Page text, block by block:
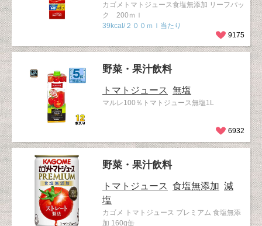
カゴメトマトジュース食塩無添加 リーフパッ
ク 200ｍｌ
39kcal/２００ｍｌ当たり
9175
野菜・果汁飲料
トマトジュース 無塩
マルレ100％トマトジュース無塩1L
6932
野菜・果汁飲料
トマトジュース 食塩無添加 減
塩
カゴメ トマトジュース プレミアム 食塩無添
加 160g缶